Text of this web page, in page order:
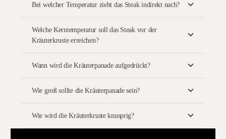
Bei welcher Temperatur zieht das Steak indirekt nach?
Welche Kerntemperatur soll das Steak vor der
Kräuterkruste erreichen?
Wann wird die Kräuterpanade aufgedrückt?
Wie groß sollte die Kräuterpanade sein?
Wie wird die Kräuterkruste knusprig?